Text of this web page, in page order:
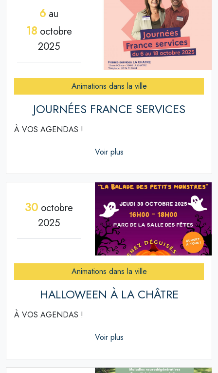
6 au
18octobre
2025
Animations dans la ville
JOURNÉES FRANCE SERVICES
À VOS AGENDAS !
Voir plus
30 octobre
2025
Animations dans la ville
HALLOWEEN À LA CHÂTRE
À VOS AGENDAS !
Voir plus